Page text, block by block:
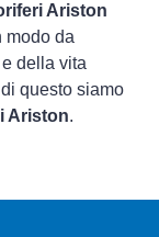
Ariston
modo da
della vita
questo siamo
Ariston.